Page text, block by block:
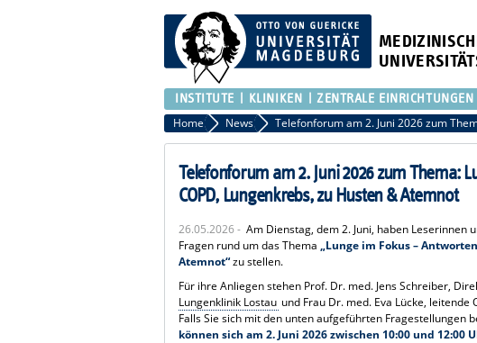
INSTITUTE KLINIKEN ZENTRALE EINRICHTUNGEN
Home News
Telefonforum am 2. Juni 2026 zum Thema:
COPD, Lungenkrebs, zu Husten & Atemnot
26.05.2026 -Am Dienstag, dem 2. Juni, haben
Fragen rund um das Thema„Lunge im Fokus –
Atemnot“zu stellen.
Für ihre Anliegen stehen Prof. Dr. med. Jens Schreiber,
Lungenklinik Lostau und Frau Dr. med. Eva Lücke,
Falls Sie sich mit den unten aufgeführten Fragestellungen
können sich am 2. Juni 2026 zwischen 10:00 und